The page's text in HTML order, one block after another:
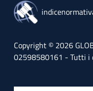
Copyright © 2026
02598580161 - Tutti